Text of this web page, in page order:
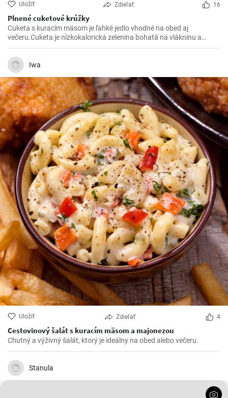
Uložiť Zdieľať 16
Plnené cuketové krúžky
Cuketa s kuracím mäsom je ľahké jedlo vhodné na obed aj
večeru.Cuketa je nízkokalorická zelenina bohatá na vlákninu a
kuracie mäso poskytuje kvalitný zdroj bielkovín.Lahká príprava a
chutné výsledné jedlo Vás určite očarí.
Iwa
Uložiť Zdieľať 4
Cestovinový šalát s kuracím mäsom a majonezou
Chutný a výživný šalát, ktorý je ideálny na obed alebo večeru.
Stanula